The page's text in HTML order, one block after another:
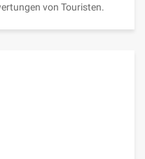
von Touristen.